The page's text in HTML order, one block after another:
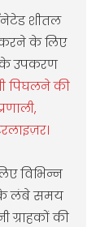
शीतल
करने के लिए
के उपकरण
पिघलने की
विभिन्न
के लंबे समय
ग्राहकों की